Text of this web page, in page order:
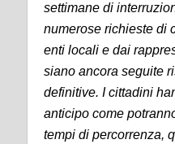
settimane di
numerose richieste di
enti locali e dai
siano ancora seguite
definitive. I cittadini
anticipo come
tempi di percorrenza,